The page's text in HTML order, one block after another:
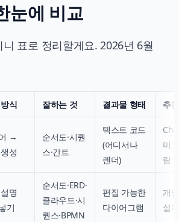
눈에 비교
표로 정리할게요. 2026년 6월
식 잘하는 것 결과물 형태 추
→
성
순서도·시퀀
스·간트
텍스트 코드
(어디서나
렌더)
미
람
명
기
순서도·ERD·
클라우드·시
퀀스·BPMN
편집 가능한
다이어그램
개
설